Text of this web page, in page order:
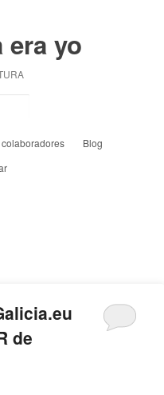
era yo
Blog
de